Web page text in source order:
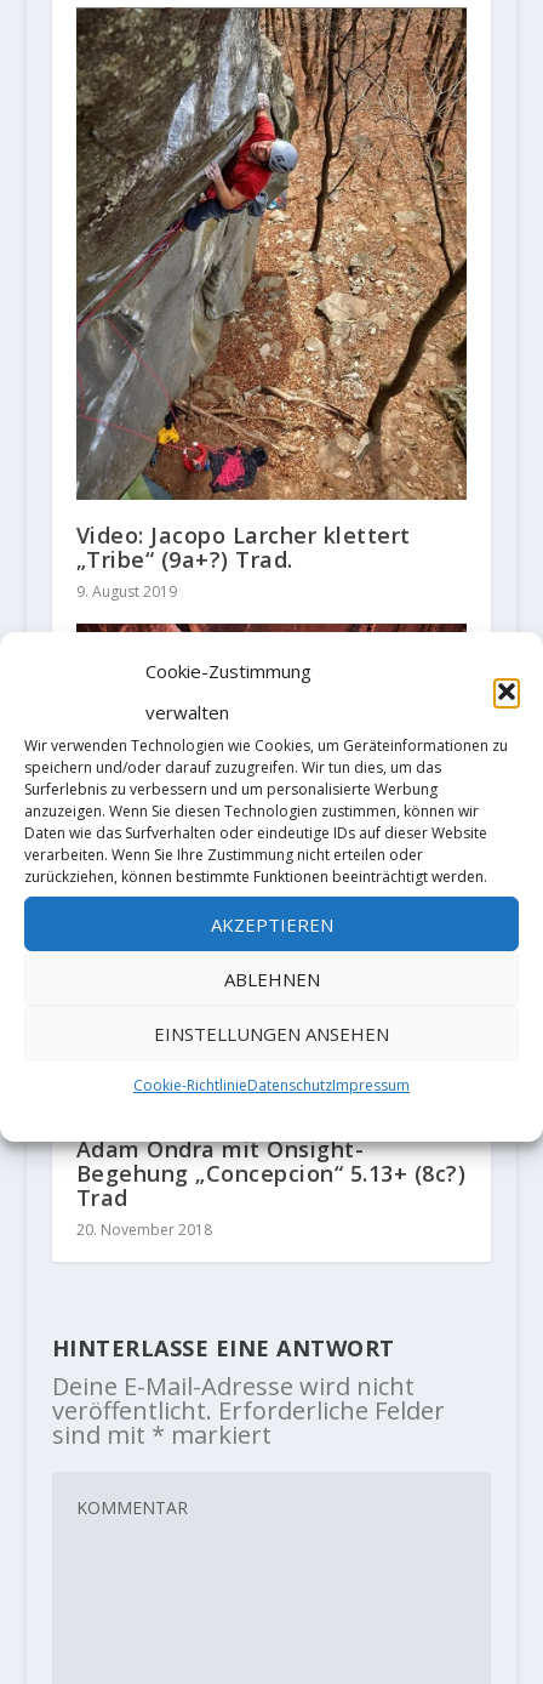
Cookie-Zustimmung
verwalten
Wir verwenden Technologien wie Cookies, um Geräteinformationen zu
speichern und/oder darauf zuzugreifen. Wir tun dies, um das
Surferlebnis zu verbessern und um personalisierte Werbung
anzuzeigen. Wenn Sie diesen Technologien zustimmen, können wir
Daten wie das Surfverhalten oder eindeutige IDs auf dieser Website
verarbeiten. Wenn Sie Ihre Zustimmung nicht erteilen oder
zurückziehen, können bestimmte Funktionen beeinträchtigt werden.
AKZEPTIEREN
ABLEHNEN
EINSTELLUNGEN ANSEHEN
Cookie-RichtlinieDatenschutzImpressum
Video: Jacopo Larcher klettert
„Tribe“ (9a+?) Trad.
9. August 2019
Adam Ondra mit Onsight-
Begehung „Concepcion“ 5.13+ (8c?)
Trad
20. November 2018
HINTERLASSE EINE ANTWORT
Deine E-Mail-Adresse wird nicht
veröffentlicht. Erforderliche Felder
sind mit * markiert